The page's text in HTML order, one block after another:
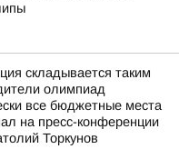
складывается таким
олимпиад
все бюджетные места
на пресс-конференции
Торкунов